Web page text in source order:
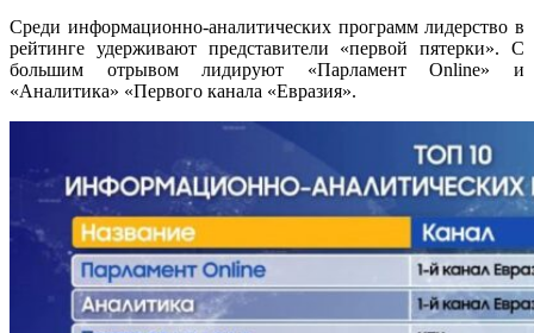
Среди информационно-аналитических программ лидерство в
рейтинге удерживают представители «первой пятерки». С
большим отрывом лидируют «Парламент Online» и
«Аналитика» «Первого канала «Евразия».